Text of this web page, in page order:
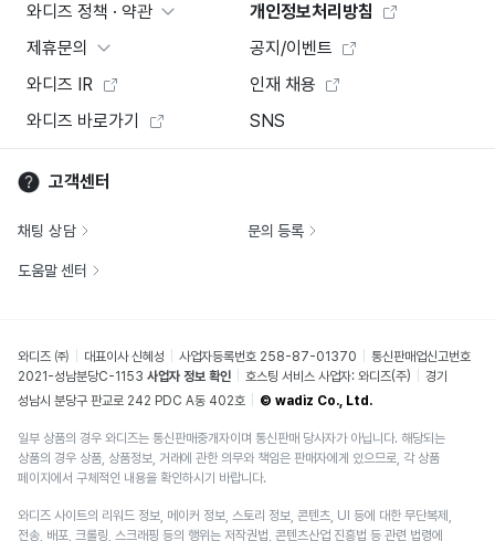
와디즈 정책 · 약관
개인정보처리방침
제휴문의
공지/이벤트
와디즈 IR
인재 채용
와디즈 바로가기
SNS
고객센터
채팅 상담 문의 등록
도움말 센터
와디즈 ㈜ 대표이사 신혜성 사업자등록번호 258-87-01370
통신판매업신고번호
2021-성남분당C-1153 사업자 정보 확인 호스팅 서비스 사업자: 와디즈(주)
경기
성남시 분당구 판교로 242 PDC A동 402호
© wadiz Co., Ltd.
일부 상품의 경우 와디즈는 통신판매중개자이며 통신판매 당사자가 아닙니다. 해당되는
상품의 경우 상품, 상품정보, 거래에 관한 의무와 책임은 판매자에게 있으므로, 각 상품
페이지에서 구체적인 내용을 확인하시기 바랍니다.
와디즈 사이트의 리워드 정보, 메이커 정보, 스토리 정보, 콘텐츠, UI 등에 대한 무단복제,
전송, 배포, 크롤링, 스크래핑 등의 행위는 저작권법, 콘텐츠산업 진흥법 등 관련 법령에